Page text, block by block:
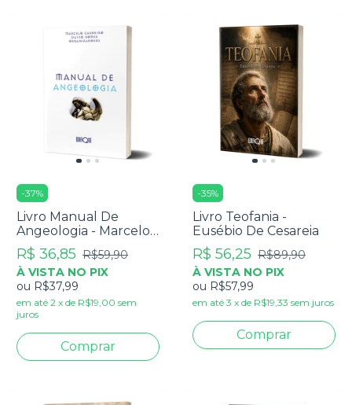
-37%
Livro Manual De
Angeologia - Marcelo
Carneiro E Silvio
Gomes Organizadores
R$ 36,85 R$59,90
À VISTA NO PIX
ou R$37,99
em até 2 x de R$19,00 sem
juros
-35%
Livro Teofania -
Eusébio De Cesareia
R$ 56,25 R$89,90
À VISTA NO PIX
ou R$57,99
em até 3 x de R$19,33 sem juros